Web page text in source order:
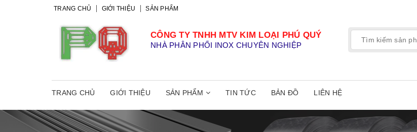
TRANG CHỦ GIỚI THIỆU SẢN PHẨM
CÔNG TY TNHH MTV KIM LOẠI PHÚ QUÝ
NHÀ PHÂN PHỐI INOX CHUYÊN NGHIỆP
TRANG CHỦ GIỚI THIỆU SẢN PHẨM TIN TỨC BẢN ĐỒ LIÊN HỆ